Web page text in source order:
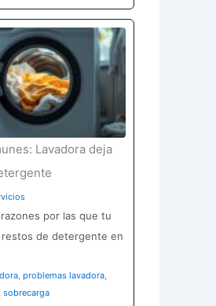
Lavadora deja
por las que tu
restos de detergente en
, problemas lavadora,
sobrecarga